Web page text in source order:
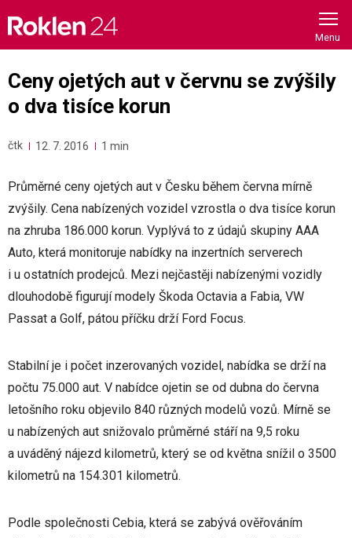
content
Ceny ojetých aut v červnu se zvýšily
o dva tisíce korun
čtk 12. 7. 2016 1 min
Průměrné ceny ojetých aut v Česku během června mírně
zvýšily. Cena nabízených vozidel vzrostla o dva tisíce korun
na zhruba 186.000 korun. Vyplývá to z údajů skupiny AAA
Auto, která monitoruje nabídky na inzertních serverech
i u ostatních prodejců. Mezi nejčastěji nabízenými vozidly
dlouhodobě figurují modely Škoda Octavia a Fabia, VW
Passat a Golf, pátou příčku drží Ford Focus.
Stabilní je i počet inzerovaných vozidel, nabídka se drží na
počtu 75.000 aut. V nabídce ojetin se od dubna do června
letošního roku objevilo 840 různých modelů vozů. Mírně se
u nabízených aut snižovalo průměrné stáří na 9,5 roku
a uváděný nájezd kilometrů, který se od května snížil o 3500
kilometrů na 154.301 kilometrů.
Podle společnosti Cebia, která se zabývá ověřováním